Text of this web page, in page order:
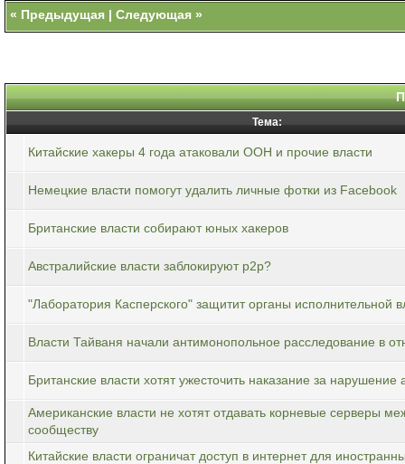
« Предыдущая | Следующая »
Тема:
Китайские хакеры 4 года атаковали ООН и прочие власти
Немецкие власти помогут удалить личные фотки из Facebook
Британские власти собирают юных хакеров
Австралийские власти заблокируют p2p?
"Лаборатория Касперского" защитит органы исполнительной
Власти Тайваня начали антимонопольное расследование в
Британские власти хотят ужесточить наказание за нарушение
Американские власти не хотят отдавать корневые серверы
сообществу
Китайские власти ограничат доступ в интернет для